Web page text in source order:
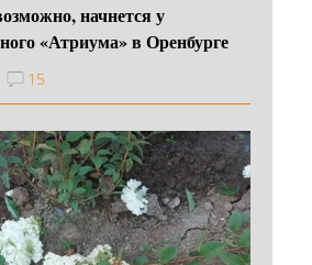
начнется у
«Атриума» в Оренбурге
15